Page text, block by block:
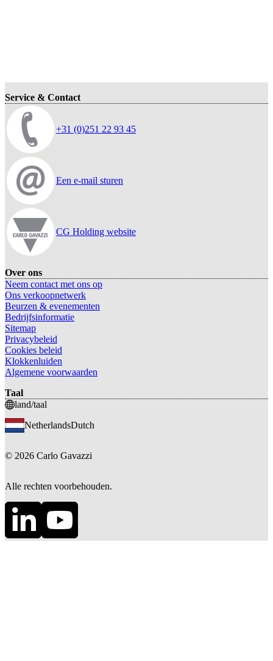
Service & Contact
+31 (0)251 22 93 45
Een e-mail sturen
CG Holding website
Over ons
Neem contact met ons op
Ons verkoopnetwerk
Beurzen & evenementen
Bedrijfsinformatie
Sitemap
Privacybeleid
Cookies beleid
Klokkenluiden
Algemene voorwaarden
Taal
land/taal
NetherlandsDutch
© 2026 Carlo Gavazzi
Alle rechten voorbehouden.